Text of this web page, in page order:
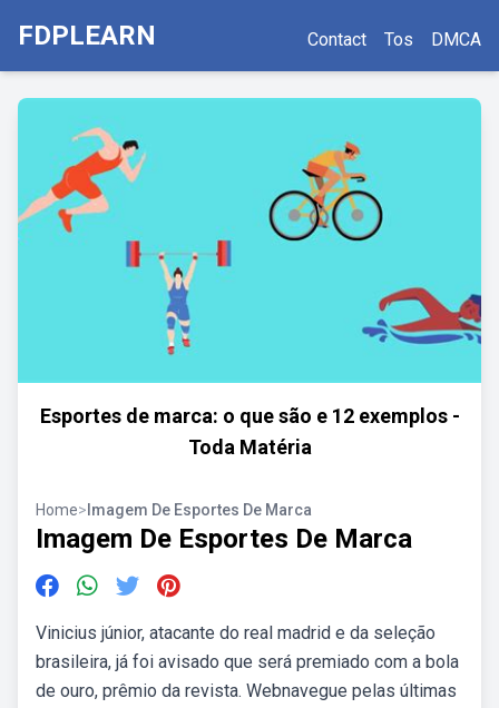
FDPLEARN Contact Tos DMCA
Esportes de marca: o que são e 12 exemplos -
Toda Matéria
Home> Imagem De Esportes De Marca
Imagem De Esportes De Marca
Vinicius júnior, atacante do real madrid e da seleção
brasileira, já foi avisado que será premiado com a bola
de ouro, prêmio da revista. Webnavegue pelas últimas